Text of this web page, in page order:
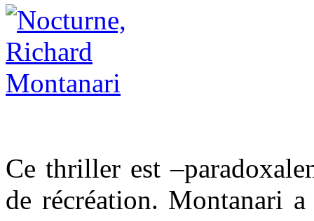
Ce thriller est
de récréation. Montanari